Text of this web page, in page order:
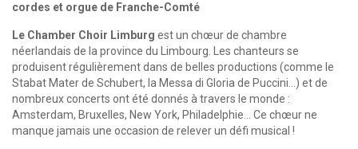
cordes et orgue de Franche-Comté
Le Chamber Choir Limburg est un chœur de chambre
néerlandais de la province du Limbourg. Les chanteurs se
produisent régulièrement dans de belles productions (comme le
Stabat Mater de Schubert, la Messa di Gloria de Puccini…) et de
nombreux concerts ont été donnés à travers le monde :
Amsterdam, Bruxelles, New York, Philadelphie… Ce chœur ne
manque jamais une occasion de relever un défi musical !